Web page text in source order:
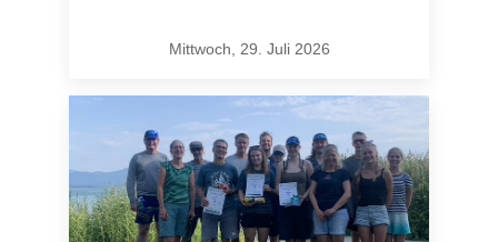
Mittwoch, 29. Juli 2026